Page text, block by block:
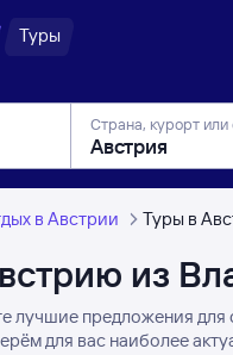
Туры
Страна, курорт или
в Австрии Туры в
из
лучшие предложения
для вас наиболее